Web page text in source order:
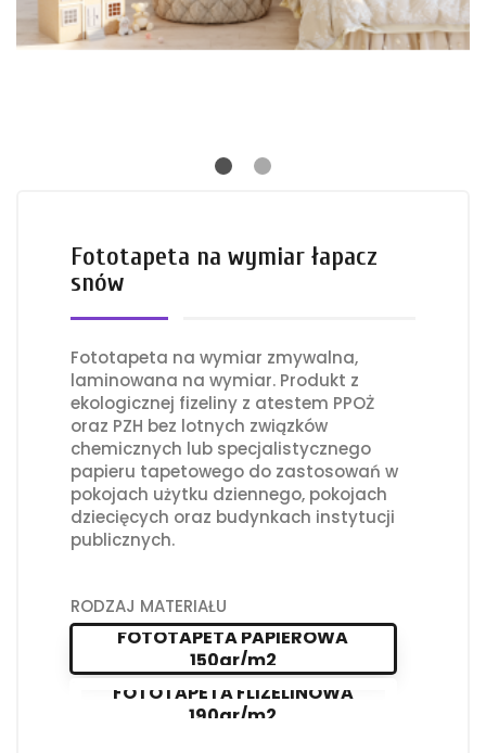
Fototapeta na wymiar łapacz
snów
Fototapeta na wymiar zmywalna,
laminowana na wymiar. Produkt z
ekologicznej fizeliny z atestem PPOŻ
oraz PZH bez lotnych związków
chemicznych lub specjalistycznego
papieru tapetowego do zastosowań w
pokojach użytku dziennego, pokojach
dziecięcych oraz budynkach instytucji
publicznych.
RODZAJ MATERIAŁU
FOTOTAPETA PAPIEROWA
150gr/m2
FOTOTAPETA FLIZELINOWA
190gr/m2